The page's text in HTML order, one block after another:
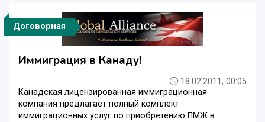
Договорная
Иммиграция в Канаду!
18.02.2011, 00:05
Канадская лицензированная иммиграционная
компания предлагает полный комплект
иммиграционных услуг по приобретению ПМЖ в